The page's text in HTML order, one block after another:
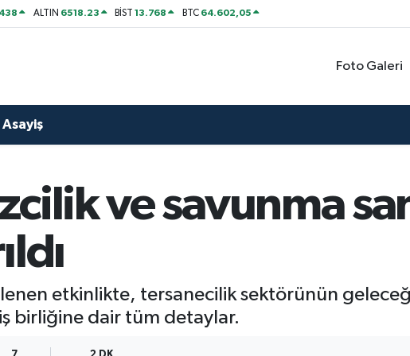
ALTIN 6518.23 BİST13.768 BTC 64.602,05
Foto Galeri
Asayiş
ve savunma
etkinlikte, tersanecilik sektörünün
birliğine dair tüm detaylar.